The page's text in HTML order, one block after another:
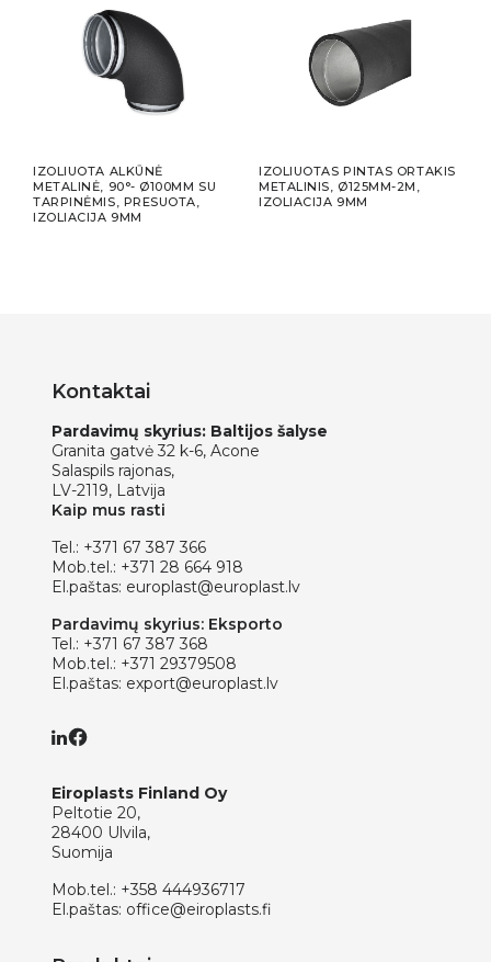
IZOLIUOTA ALKŪNĖ
METALINĖ, 90°- Ø100MM SU
TARPINĖMIS, PRESUOTA,
IZOLIACIJA 9MM
IZOLIUOTAS PINTAS ORTAKIS
METALINIS, Ø125MM-2M,
IZOLIACIJA 9MM
Kontaktai
Pardavimų skyrius: Baltijos šalyse
Granita gatvė 32 k-6, Acone
Salaspils rajonas,
LV-2119, Latvija
Kaip mus rasti
Tel.: +371 67 387 366
Mob.tel.: +371 28 664 918
El.paštas: europlast@europlast.lv
Pardavimų skyrius: Eksporto
Tel.: +371 67 387 368
Mob.tel.: +371 29379508
El.paštas: export@europlast.lv
Eiroplasts Finland Oy
Peltotie 20,
28400 Ulvila,
Suomija
Mob.tel.: +358 444936717
El.paštas: office@eiroplasts.fi